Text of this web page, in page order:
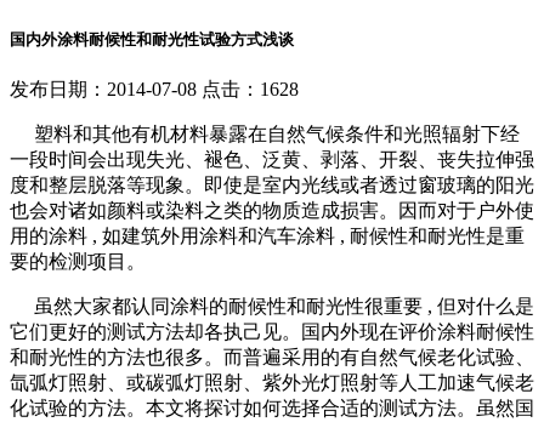
国内外涂料耐候性和耐光性试验方式浅谈
发布日期：2014-07-08 点击：1628
塑料和其他有机材料暴露在自然气候条件和光照辐射下经
一段时间会出现失光、褪色、泛黄、剥落、开裂、丧失拉伸强
度和整层脱落等现象。即使是室内光线或者透过窗玻璃的阳光
也会对诸如颜料或染料之类的物质造成损害。因而对于户外使
用的涂料 , 如建筑外用涂料和汽车涂料 , 耐候性和耐光性是重
要的检测项目。
虽然大家都认同涂料的耐候性和耐光性很重要 , 但对什么是
它们更好的测试方法却各执己见。国内外现在评价涂料耐候性
和耐光性的方法也很多。而普遍采用的有自然气候老化试验、
氙弧灯照射、或碳弧灯照射、紫外光灯照射等人工加速气候老
化试验的方法。本文将探讨如何选择合适的测试方法。虽然国